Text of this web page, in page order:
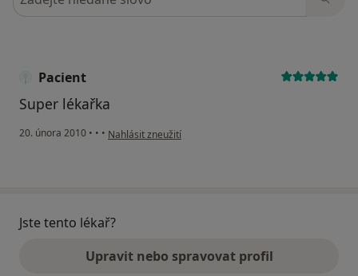
Pacient
Super lékařka
20. února 2010 • • • podle názoru uživatele Pacient
Nahlásit zneužití
Jste tento lékař?
Upravit nebo spravovat profil